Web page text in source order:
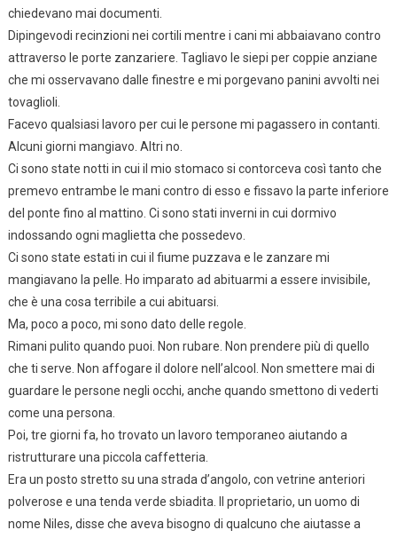
chiedevano mai documenti.
Dipingevodi recinzioni nei cortili mentre i cani mi abbaiavano contro
attraverso le porte zanzariere. Tagliavo le siepi per coppie anziane
che mi osservavano dalle finestre e mi porgevano panini avvolti nei
tovaglioli.
Facevo qualsiasi lavoro per cui le persone mi pagassero in contanti.
Alcuni giorni mangiavo. Altri no.
Ci sono state notti in cui il mio stomaco si contorceva così tanto che
premevo entrambe le mani contro di esso e fissavo la parte inferiore
del ponte fino al mattino. Ci sono stati inverni in cui dormivo
indossando ogni maglietta che possedevo.
Ci sono state estati in cui il fiume puzzava e le zanzare mi
mangiavano la pelle. Ho imparato ad abituarmi a essere invisibile,
che è una cosa terribile a cui abituarsi.
Ma, poco a poco, mi sono dato delle regole.
Rimani pulito quando puoi. Non rubare. Non prendere più di quello
che ti serve. Non affogare il dolore nell’alcool. Non smettere mai di
guardare le persone negli occhi, anche quando smettono di vederti
come una persona.
Poi, tre giorni fa, ho trovato un lavoro temporaneo aiutando a
ristrutturare una piccola caffetteria.
Era un posto stretto su una strada d’angolo, con vetrine anteriori
polverose e una tenda verde sbiadita. Il proprietario, un uomo di
nome Niles, disse che aveva bisogno di qualcuno che aiutasse a